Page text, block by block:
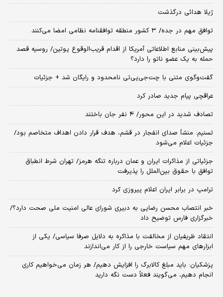
ژیلا هدائی درگذشت
توافق مهم در جده/ ۳ کشور منطقه توافقنامه نظامی امضا می‌کنند
پیش‌بینی منابع اطلاعاتی آمریکا از اقدام قریب‌الوقوع پوتین/ روسیه قصد
حمله به یک عضو ناتو را دارد؟
گفت‌وگوی متنی با چت‌جی‌پی‌تی نامحدود و رایگان شد + جزئیات
عراقچی پیام جدید صادر کرد
تصادف شدید در این محور/ ۴ نفر جان باختند
تسنیم: منشأ صدای انفجار در قشم، هدف قرار دادن اهداف متخاصم بود/
جزئیات اعلام می‌شود
جزئیاتی از مذاکرات ایران و عمان درباره تنگه هرمز/ تهران شرط انطباق
توافق با حقوق بین‌الملل را پذیرفت
ترامپ در برابر ایران اعلام پیروزی کرد
خبر انتصاب محسن رضایی به دبیری شورای عالی امنیت ملی صحت دارد؟/
خبرگزاری فارس توضیح داد
انتقاد ظریفیان از مخالفت با مذاکره به دلایل صرفا سیاسی/ یکی از
ابزارهای مهم سیاست خارجی را از کار می‌اندازند
پزشکیان: باید مبلغ کالابرگ را افزایش دهیم/ هر زمان می‌خواهیم کاری
انجام دهیم، می‌گویند فعلاً دست نگه دارید